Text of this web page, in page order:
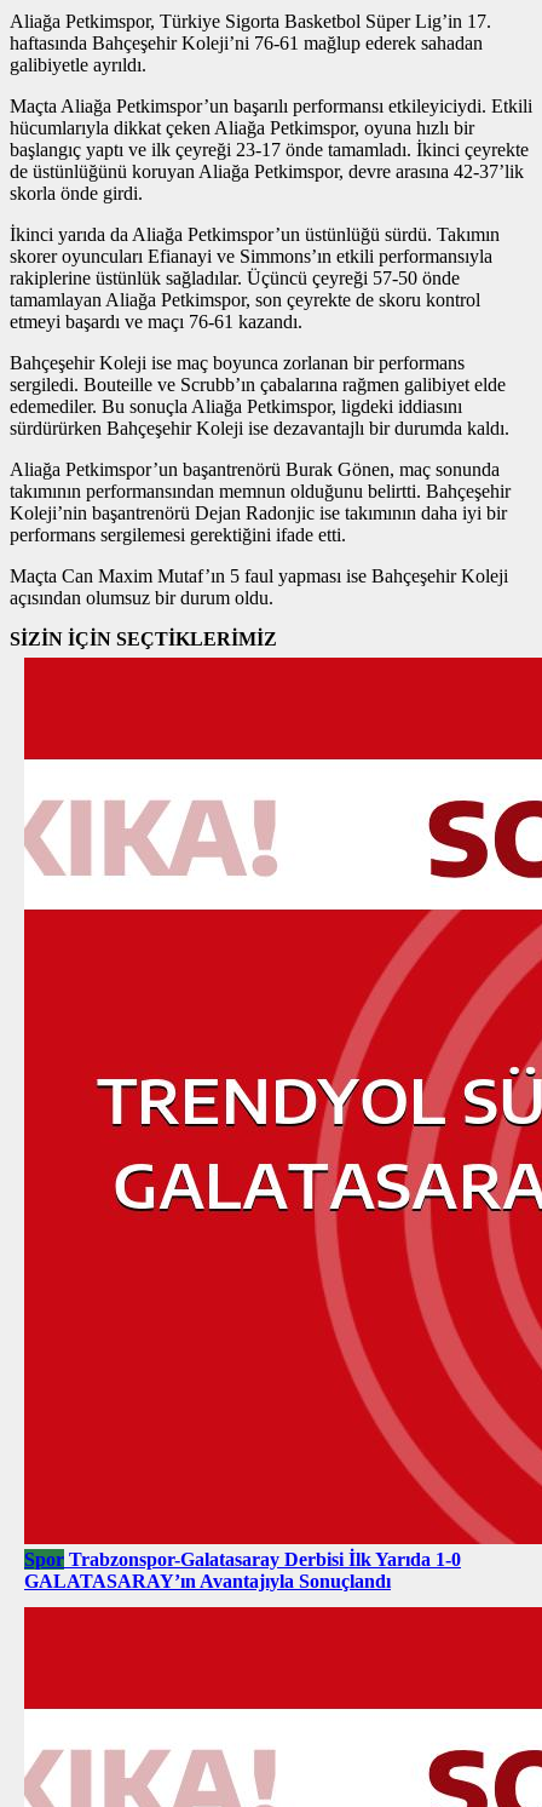
Aliağa Petkimspor, Türkiye Sigorta Basketbol Süper Lig’in 17.
haftasında Bahçeşehir Koleji’ni 76-61 mağlup ederek sahadan
galibiyetle ayrıldı.
Maçta Aliağa Petkimspor’un başarılı performansı etkileyiciydi. Etkili
hücumlarıyla dikkat çeken Aliağa Petkimspor, oyuna hızlı bir
başlangıç yaptı ve ilk çeyreği 23-17 önde tamamladı. İkinci çeyrekte
de üstünlüğünü koruyan Aliağa Petkimspor, devre arasına 42-37’lik
skorla önde girdi.
İkinci yarıda da Aliağa Petkimspor’un üstünlüğü sürdü. Takımın
skorer oyuncuları Efianayi ve Simmons’ın etkili performansıyla
rakiplerine üstünlük sağladılar. Üçüncü çeyreği 57-50 önde
tamamlayan Aliağa Petkimspor, son çeyrekte de skoru kontrol
etmeyi başardı ve maçı 76-61 kazandı.
Bahçeşehir Koleji ise maç boyunca zorlanan bir performans
sergiledi. Bouteille ve Scrubb’ın çabalarına rağmen galibiyet elde
edemediler. Bu sonuçla Aliağa Petkimspor, ligdeki iddiasını
sürdürürken Bahçeşehir Koleji ise dezavantajlı bir durumda kaldı.
Aliağa Petkimspor’un başantrenörü Burak Gönen, maç sonunda
takımının performansından memnun olduğunu belirtti. Bahçeşehir
Koleji’nin başantrenörü Dejan Radonjic ise takımının daha iyi bir
performans sergilemesi gerektiğini ifade etti.
Maçta Can Maxim Mutaf’ın 5 faul yapması ise Bahçeşehir Koleji
açısından olumsuz bir durum oldu.
SİZİN İÇİN SEÇTİKLERİMİZ
Spor Trabzonspor-Galatasaray Derbisi İlk Yarıda 1-0
GALATASARAY’ın Avantajıyla Sonuçlandı